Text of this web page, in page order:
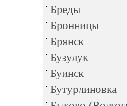
Бреды
Бронницы
Брянск
Бузулук
Буинск
Бутурлиновка